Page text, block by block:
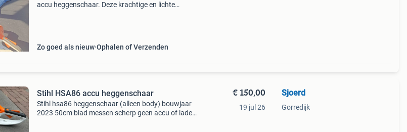
accu heggenschaar. Deze krachtige en lichte
Zo goed als nieuw Ophalen of Verzenden
Stihl HSA86 accu heggenschaar
Stihl hsa86 heggenschaar (alleen body) bouwjaar
2023 50cm blad messen scherp geen accu of lader
€ 150,00
19 jul 26
Sjoerd
Gorredijk